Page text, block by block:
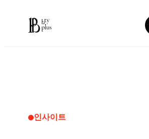
인사이트